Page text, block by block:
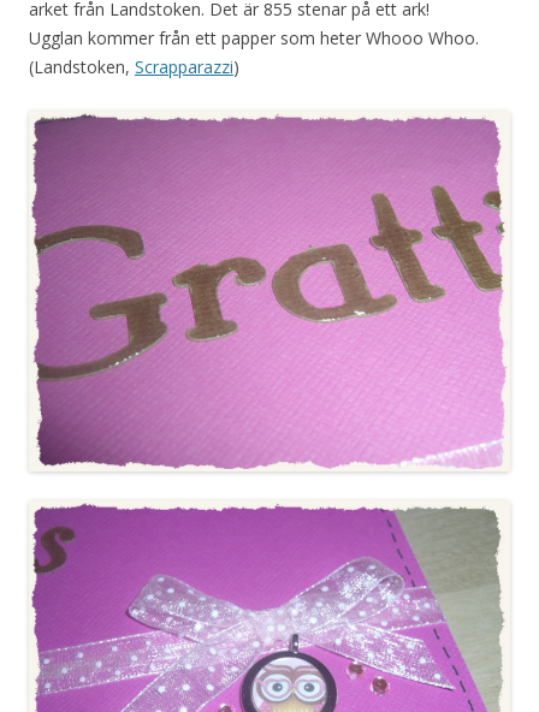
arket från Landstoken. Det är 855 stenar på ett ark!
Ugglan kommer från ett papper som heter Whooo Whoo.
(Landstoken, Scrapparazzi)